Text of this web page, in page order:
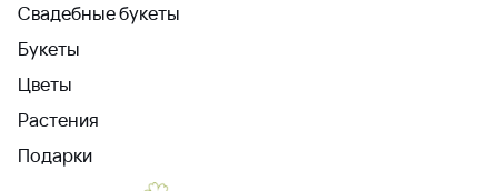
Свадебные букеты
Букеты
Цветы
Растения
Подарки